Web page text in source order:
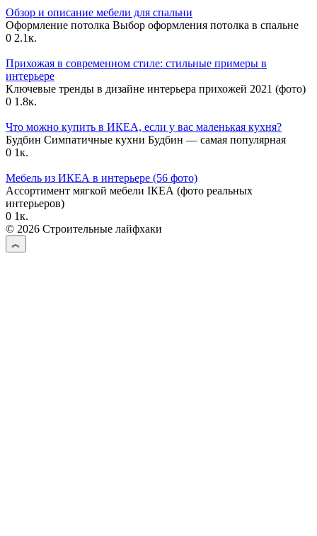
Обзор и описание мебели для спальни
Оформление потолка Выбор оформления потолка в спальне
0 2.1к.
Прихожая в современном стиле: стильные примеры в
интерьере
Ключевые тренды в дизайне интерьера прихожей 2021 (фото)
0 1.8к.
Что можно купить в ИКЕА, если у вас маленькая кухня?
Будбин Симпатичные кухни Будбин — самая популярная
0 1к.
Мебель из ИКЕА в интерьере (56 фото)
Ассортимент мягкой мебели IКЕА (фото реальных
интерьеров)
0 1к.
© 2026 Строительные лайфхаки